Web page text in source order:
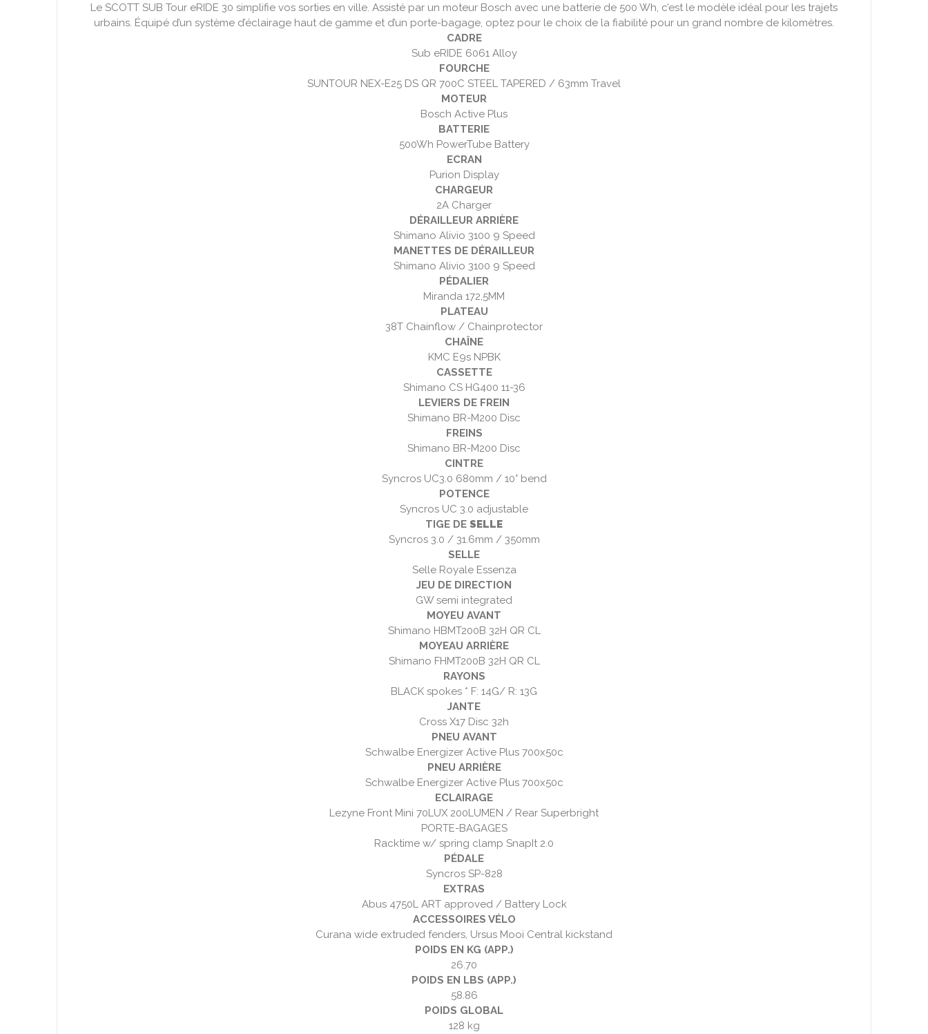
Le SCOTT SUB Tour eRIDE 30 simplifie vos sorties en ville. Assisté par un moteur Bosch avec une batterie de 500 Wh, c’est le modèle idéal pour les trajets
urbains. Équipé d’un système d’éclairage haut de gamme et d’un porte-bagage, optez pour le choix de la fiabilité pour un grand nombre de kilomètres.
CADRE
Sub eRIDE 6061 Alloy
FOURCHE
SUNTOUR NEX-E25 DS QR 700C STEEL TAPERED / 63mm Travel
MOTEUR
Bosch Active Plus
BATTERIE
500Wh PowerTube Battery
ECRAN
Purion Display
CHARGEUR
2A Charger
DÉRAILLEUR ARRIÈRE
Shimano Alivio 3100 9 Speed
MANETTES DE DÉRAILLEUR
Shimano Alivio 3100 9 Speed
PÉDALIER
Miranda 172,5MM
PLATEAU
38T Chainflow / Chainprotector
CHAÎNE
KMC E9s NPBK
CASSETTE
Shimano CS HG400 11-36
LEVIERS DE FREIN
Shimano BR-M200 Disc
FREINS
Shimano BR-M200 Disc
CINTRE
Syncros UC3.0 680mm / 10° bend
POTENCE
Syncros UC 3.0 adjustable
TIGE DE SELLE
Syncros 3.0 / 31.6mm / 350mm
SELLE
Selle Royale Essenza
JEU DE DIRECTION
GW semi integrated
MOYEU AVANT
Shimano HBMT200B 32H QR CL
MOYEAU ARRIÈRE
Shimano FHMT200B 32H QR CL
RAYONS
BLACK spokes * F: 14G/ R: 13G
JANTE
Cross X17 Disc 32h
PNEU AVANT
Schwalbe Energizer Active Plus 700x50c
PNEU ARRIÈRE
Schwalbe Energizer Active Plus 700x50c
ECLAIRAGE
Lezyne Front Mini 70LUX 200LUMEN / Rear Superbright
PORTE-BAGAGES
Racktime w/ spring clamp SnapIt 2.0
PÉDALE
Syncros SP-828
EXTRAS
Abus 4750L ART approved / Battery Lock
ACCESSOIRES VÉLO
Curana wide extruded fenders, Ursus Mooi Central kickstand
POIDS EN KG (APP.)
26.70
POIDS EN LBS (APP.)
58.86
POIDS GLOBAL
128 kg